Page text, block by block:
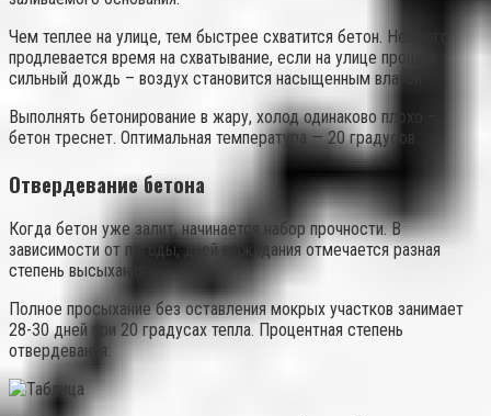
Чем теплее на улице, тем быстрее схватится бетон. Немного
продлевается время на схватывание, если на улице прошел
сильный дождь – воздух становится насыщенным влагой.
Выполнять бетонирование в жару, холод одинаково плохо –
бетон треснет. Оптимальная температура — 20 градусов.
Отвердевание бетона
Когда бетон уже залит, начинается набор прочности. В
зависимости от погоды, дней выжидания отмечается разная
степень высыхания.
Полное просыхание без оставления мокрых участков занимает
28-30 дней при 20 градусах тепла. Процентная степень
отвердевания: